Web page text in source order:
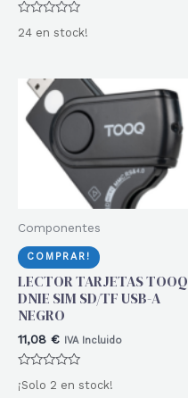
con
24 en stock!
Componentes
COMPRAR!
LECTOR TARJETAS TOOQ
DNIE SIM SD/TF USB-A
NEGRO
11,08 € IVA Incluido
Valorado
con
¡Solo 2 en stock!